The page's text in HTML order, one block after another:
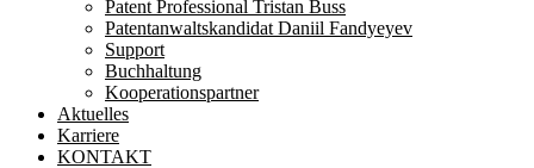
Patent Professional Tristan Buss
Patentanwaltskandidat Daniil Fandyeyev
Support
Buchhaltung
Kooperationspartner
Aktuelles
Karriere
KONTAKT